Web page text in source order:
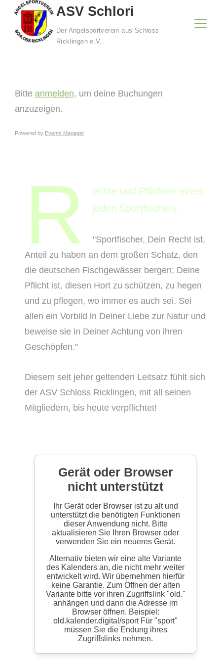
Skip
content
Der Angelsportverein aus Schloss
Ricklingen e.V.
ASV Schlori
Bitte anmelden, um deine Buchungen
anzuzeigen.
Powered by Events Manager
R
echte und Pflichten eines
jeden Sportfischers
"Sportfischer, Dein Recht ist,
Anteil zu haben an dem großen Schatz, den
die deutschen Fischgewässer bergen; Deine
Pflicht ist, diesen Hort zu schützen, zu hegen
und zu pflegen, wo immer es auch sei. Sei
allen ein Vorbild in Deiner Liebe zur Natur und
beweise sie in Deiner Achtung von ihren
Geschöpfen."
Diesem seit jeher geltenden Leitsatz fühlt sich
der ASV Schloss Ricklingen, mit all seinen
Mitgliedern, bis heute verpflichtet!